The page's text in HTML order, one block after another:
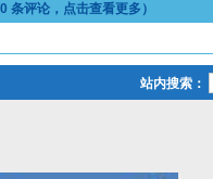
0 条评论，点击查看更多）
站内搜索：